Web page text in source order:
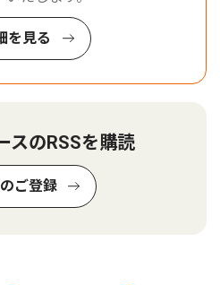
を見る
スのRSSを購読
ご登録